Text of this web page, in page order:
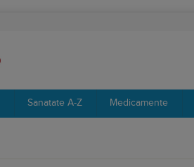
Sanatate A-Z Medicamente